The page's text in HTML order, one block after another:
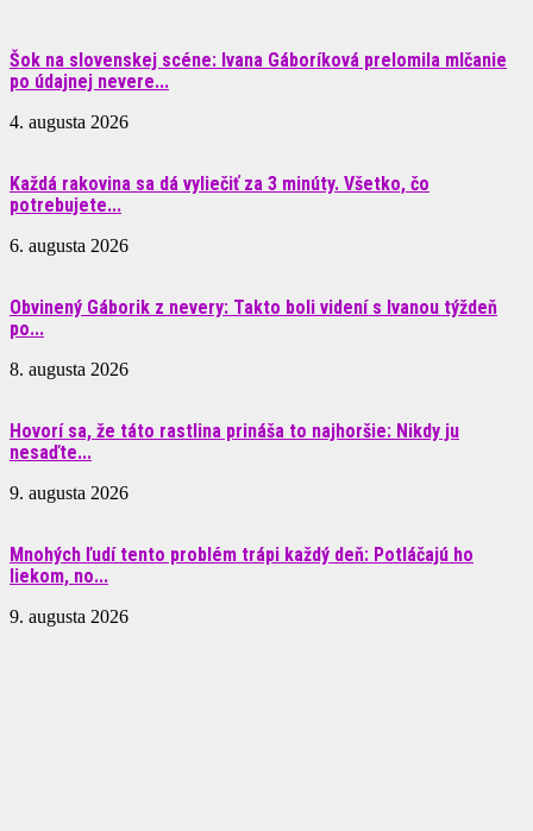
Šok na slovenskej scéne: Ivana Gáboríková prelomila mlčanie
po údajnej nevere...
4. augusta 2026
Každá rakovina sa dá vyliečiť za 3 minúty. Všetko, čo
potrebujete...
6. augusta 2026
Obvinený Gáborik z nevery: Takto boli videní s Ivanou týždeň
po...
8. augusta 2026
Hovorí sa, že táto rastlina prináša to najhoršie: Nikdy ju
nesaďte...
9. augusta 2026
Mnohých ľudí tento problém trápi každý deň: Potláčajú ho
liekom, no...
9. augusta 2026